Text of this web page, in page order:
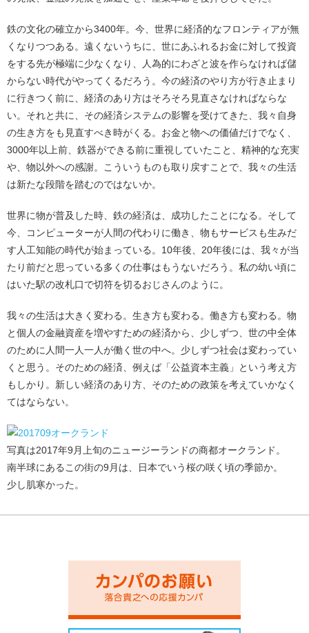
鉄の文化の確立から3400年。今、世界に経済的なフロンティアが無
くなりつつある。遠くないうちに、世にあふれるお金に対して投資
をする先が極端に少なくなり、人為的にわざと波を作らなければ儲
からない時代がやってくるだろう。今の経済のやり方が行き止まり
に行きつく前に、経済のあり方はそろそろ見直さなければならな
い。それと共に、その経済システムの影響を受けてきた、我々自身
の生き方をも見直すべき時がくる。お金と物への価値だけでなく、
3000年以上前、鉄器ができる前に重視していたこと、精神的な充実
や、物以外への感謝。こういうものも取り戻すことで、我々の生活
は新たな段階を踏むのではないか。
世界に物が普及した時、鉄の経済は、成功したことになる。そして
今、コンピューターが人間の代わりに働き、物もサービスも生みだ
す人工知能の時代が始まっている。10年後、20年後には、我々が当
たり前だと思っている多くの仕事はもうないだろう。私の幼い頃に
はいた駅の改札口で切符を切るおじさんのように。
我々の生活は大きく変わる。生き方も変わる。働き方も変わる。物
と個人の金融資産を増やすための経済から、少しずつ、世の中全体
のために人間一人一人が働く世の中へ。少しずつ社会は変わってい
くと思う。そのための経済、例えば「公益資本主義」という考え方
もしかり。新しい経済のあり方、そのための政策を考えていかなく
てはならない。
写真は2017年9月上旬のニュージーランドの商都オークランド。
南半球にあるこの街の9月は、日本でいう桜の咲く頃の季節か。
少し肌寒かった。